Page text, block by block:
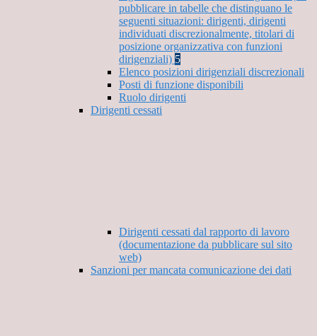
pubblicare in tabelle che distinguano le
seguenti situazioni: dirigenti, dirigenti
individuati discrezionalmente, titolari di
posizione organizzativa con funzioni
dirigenziali) 5
Elenco posizioni dirigenziali discrezionali
Posti di funzione disponibili
Ruolo dirigenti
Dirigenti cessati
Dirigenti cessati dal rapporto di lavoro
(documentazione da pubblicare sul sito
web)
Sanzioni per mancata comunicazione dei dati